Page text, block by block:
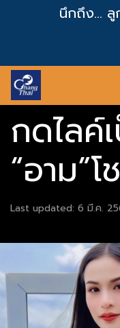
นึกถึง...
กดไลค์
“อาม”
Last updated: 6 มี.ค.